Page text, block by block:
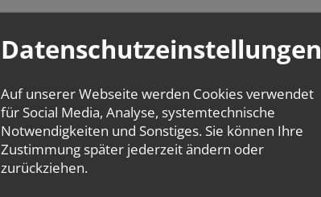
Datenschutzeinstellungen
Auf unserer Webseite werden Cookies verwendet
für Social Media, Analyse, systemtechnische
Notwendigkeiten und Sonstiges. Sie können Ihre
Zustimmung später jederzeit ändern oder
zurückziehen.